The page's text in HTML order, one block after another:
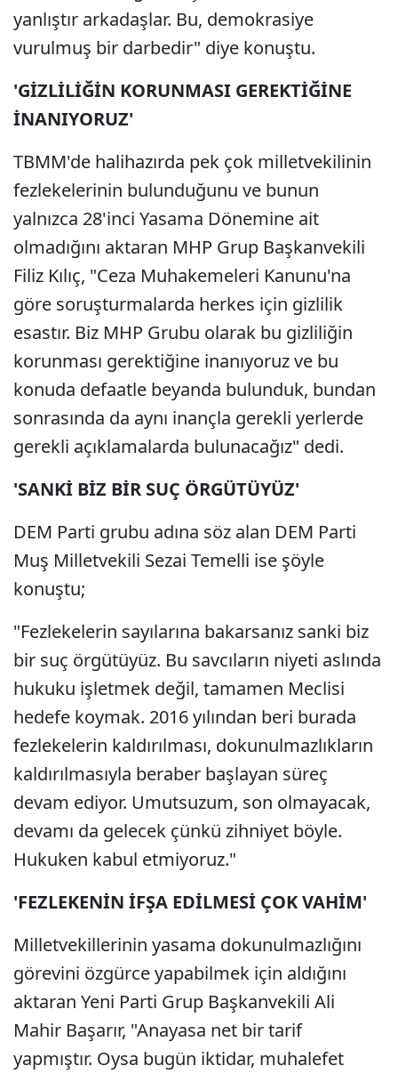
yanlıştır arkadaşlar. Bu, demokrasiye
vurulmuş bir darbedir" diye konuştu.
'GİZLİLİĞİN KORUNMASI GEREKTİĞİNE
İNANIYORUZ'
TBMM'de halihazırda pek çok milletvekilinin
fezlekelerinin bulunduğunu ve bunun
yalnızca 28'inci Yasama Dönemine ait
olmadığını aktaran MHP Grup Başkanvekili
Filiz Kılıç, "Ceza Muhakemeleri Kanunu'na
göre soruşturmalarda herkes için gizlilik
esastır. Biz MHP Grubu olarak bu gizliliğin
korunması gerektiğine inanıyoruz ve bu
konuda defaatle beyanda bulunduk, bundan
sonrasında da aynı inançla gerekli yerlerde
gerekli açıklamalarda bulunacağız" dedi.
'SANKİ BİZ BİR SUÇ ÖRGÜTÜYÜZ'
DEM Parti grubu adına söz alan DEM Parti
Muş Milletvekili Sezai Temelli ise şöyle
konuştu;
"Fezlekelerin sayılarına bakarsanız sanki biz
bir suç örgütüyüz. Bu savcıların niyeti aslında
hukuku işletmek değil, tamamen Meclisi
hedefe koymak. 2016 yılından beri burada
fezlekelerin kaldırılması, dokunulmazlıkların
kaldırılmasıyla beraber başlayan süreç
devam ediyor. Umutsuzum, son olmayacak,
devamı da gelecek çünkü zihniyet böyle.
Hukuken kabul etmiyoruz."
'FEZLEKENİN İFŞA EDİLMESİ ÇOK VAHİM'
Milletvekillerinin yasama dokunulmazlığını
görevini özgürce yapabilmek için aldığını
aktaran Yeni Parti Grup Başkanvekili Ali
Mahir Başarır, "Anayasa net bir tarif
yapmıştır. Oysa bugün iktidar, muhalefet